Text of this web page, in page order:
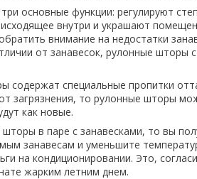
основные функции: регулируют
внутри и украшают
внимание на недостатки
от занавесок, рулонные шторы
содержат специальные пропитки
загрязнения, то рулонные шторы
как новые.
в паре с занавесками, то вы
занавесам и уменьшите
на кондиционировании. Это,
жарким летним днем.